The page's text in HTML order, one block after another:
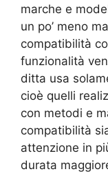
marche e
un po’ meno
compatibilità
funzionalità
ditta usa
cioè quelli
con metodi e
compatibilità
attenzione in
durata